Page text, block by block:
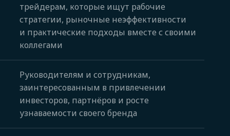
трейдерам, которые ищут рабочие
стратегии, рыночные неэффективности
и практические подходы вместе с своими
коллегами
Руководителям и сотрудникам,
заинтересованным в привлечении
инвесторов, партнёров и росте
узнаваемости своего бренда